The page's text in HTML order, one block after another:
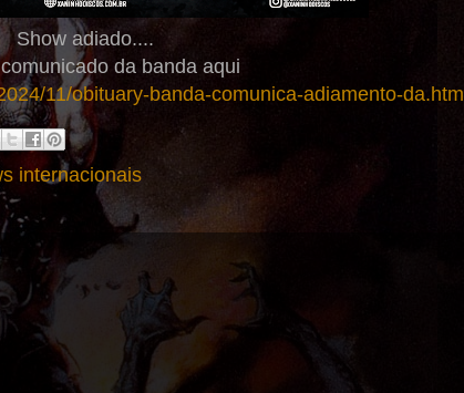
Show adiado....
da banda aqui
11/obituary-banda-comunica-adiamento-da.html
internacionais